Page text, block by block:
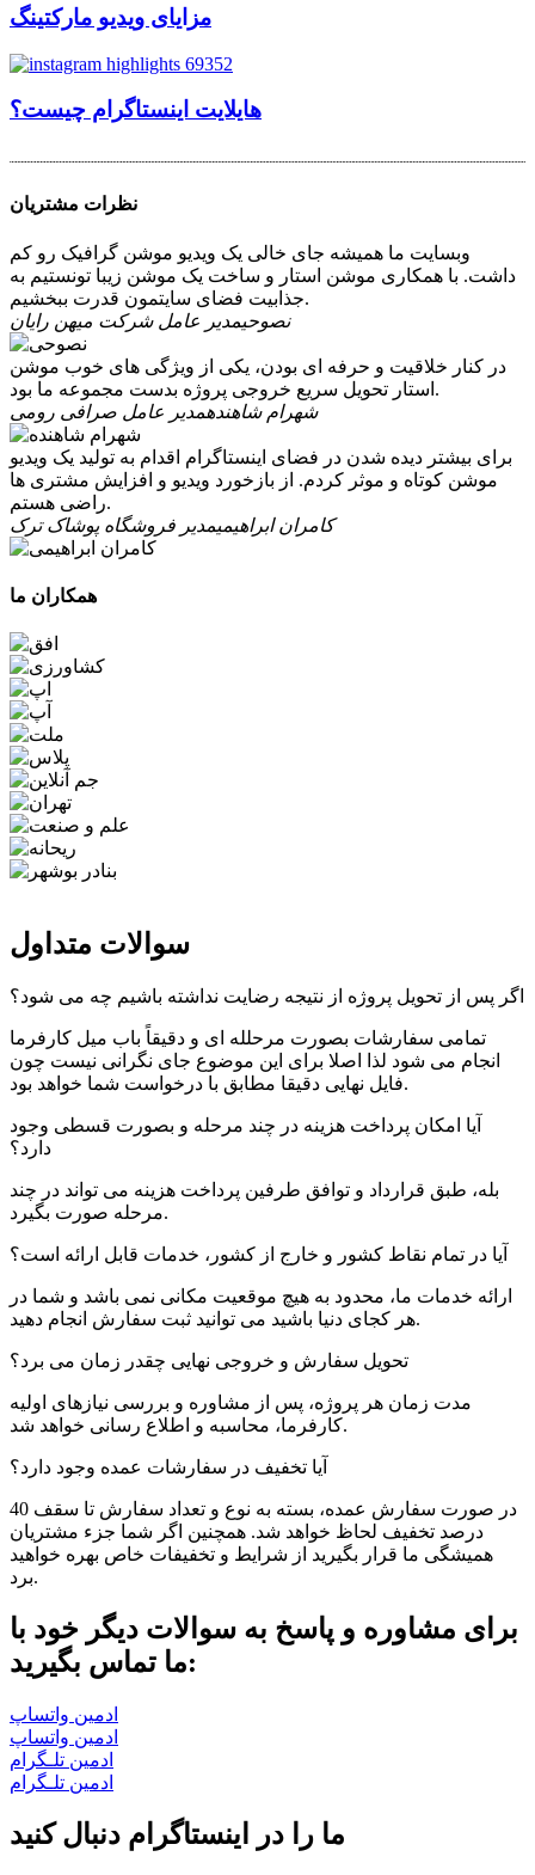
مزایای ویدیو مارکتینگ
هایلایت اینستاگرام چیست؟
نظرات مشتریان
وبسایت ما همیشه جای خالی یک ویدیو موشن گرافیک رو کم
داشت. با همکاری موشن استار و ساخت یک موشن زیبا تونستیم به
جذابیت فضای سایتمون قدرت ببخشیم.
نصوحیمدیر عامل شرکت میهن رایان
در کنار خلاقیت و حرفه ای بودن، یکی از ویژگی های خوب موشن
استار تحویل سریع خروجی پروژه بدست مجموعه ما بود.
شهرام شاهندهمدیر عامل صرافی رومی
برای بیشتر دیده شدن در فضای اینستاگرام اقدام به تولید یک ویدیو
موشن کوتاه و موثر کردم. از بازخورد ویدیو و افزایش مشتری ها
راضی هستم.
کامران ابراهیمیمدیر فروشگاه پوشاک ترک
همکاران ما
سوالات متداول
اگر پس از تحویل پروژه از نتیجه رضایت نداشته باشیم چه می شود؟
تمامی سفارشات بصورت مرحلله ای و دقیقاً باب میل کارفرما
انجام می شود لذا اصلا برای این موضوع جای نگرانی نیست چون
فایل نهایی دقیقا مطابق با درخواست شما خواهد بود.
آیا امکان پرداخت هزینه در چند مرحله و بصورت قسطی وجود
دارد؟
بله، طبق قرارداد و توافق طرفین پرداخت هزینه می تواند در چند
مرحله صورت بگیرد.
آیا در تمام نقاط کشور و خارج از کشور، خدمات قابل ارائه است؟
ارائه خدمات ما، محدود به هیچ موقعیت مکانی نمی باشد و شما در
هر کجای دنیا باشید می توانید ثبت سفارش انجام دهید.
تحویل سفارش و خروجی نهایی چقدر زمان می برد؟
مدت زمان هر پروژه، پس از مشاوره و بررسی نیازهای اولیه
کارفرما، محاسبه و اطلاع رسانی خواهد شد.
آیا تخفیف در سفارشات عمده وجود دارد؟
در صورت سفارش عمده، بسته به نوع و تعداد سفارش تا سقف 40
درصد تخفیف لحاظ خواهد شد. همچنین اگر شما جزء مشتریان
همیشگی ما قرار بگیرید از شرایط و تخفیفات خاص بهره خواهید
برد.
برای مشاوره و پاسخ به سوالات دیگر خود با
ما تماس بگیرید:
ادمین واتساپ
ادمین واتساپ
ادمین تلـگرام
ادمین تلـگرام
ما را در اینستاگرام دنبال کنید